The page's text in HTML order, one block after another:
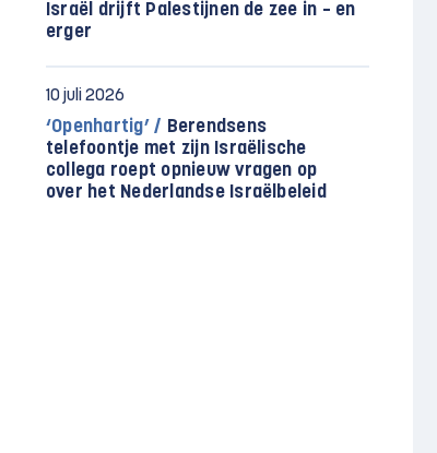
Israël drijft Palestijnen de zee in – en
erger
10 juli 2026
‘Openhartig’ / Berendsens
telefoontje met zijn Israëlische
collega roept opnieuw vragen op
over het Nederlandse Israëlbeleid